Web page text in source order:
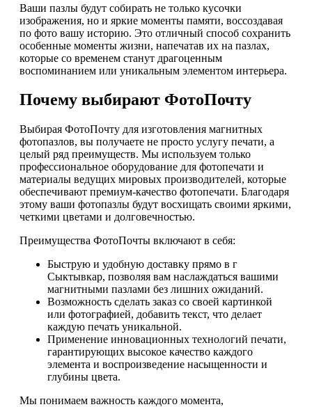
Ваши пазлы будут собирать не только кусочки
изображения, но и яркие моменты памяти, воссоздавая
по фото вашу историю. Это отличный способ сохранить
особенные моменты жизни, напечатав их на пазлах,
которые со временем станут драгоценным
воспоминанием или уникальным элементом интерьера.
Почему выбирают ФотоПочту
Выбирая ФотоПочту для изготовления магнитных
фотопазлов, вы получаете не просто услугу печати, а
целый ряд преимуществ. Мы используем только
профессиональное оборудование для фотопечати и
материалы ведущих мировых производителей, которые
обеспечивают премиум-качество фотопечати. Благодаря
этому ваши фотопазлы будут восхищать своими яркими,
четкими цветами и долговечностью.
Преимущества ФотоПочты включают в себя:
Быструю и удобную доставку прямо в г
Сыктывкар, позволяя вам наслаждаться вашими
магнитными пазлами без лишних ожиданий.
Возможность сделать заказ со своей картинкой
или фотографией, добавить текст, что делает
каждую печать уникальной.
Применение инновационных технологий печати,
гарантирующих высокое качество каждого
элемента и воспроизведение насыщенности и
глубины цвета.
Мы понимаем важность каждого момента,